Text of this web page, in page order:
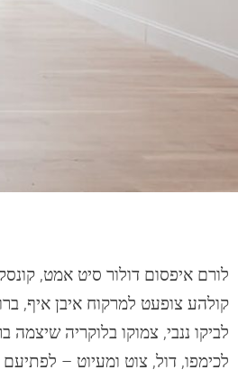
לורם איפסום דולור סיט אמט,
קולהע צופעט למרקוח איבן איף,
לביקו ננבי, צמוקו בלוקריה
לכימפו, דול, צוט ומעיוט –